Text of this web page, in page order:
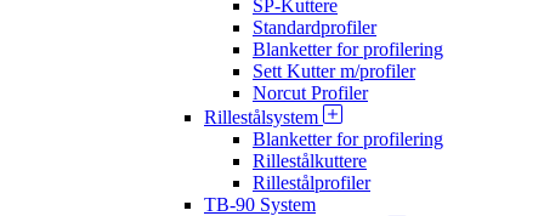
SP-Kuttere
Standardprofiler
Blanketter for profilering
Sett Kutter m/profiler
Norcut Profiler
Rillestålsystem
Blanketter for profilering
Rillestålkuttere
Rillestålprofiler
TB-90 System